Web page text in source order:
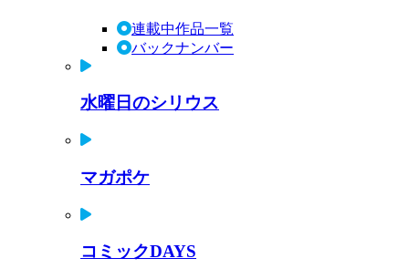
連載中作品一覧
バックナンバー
水曜日のシリウス
マガポケ
コミックDAYS